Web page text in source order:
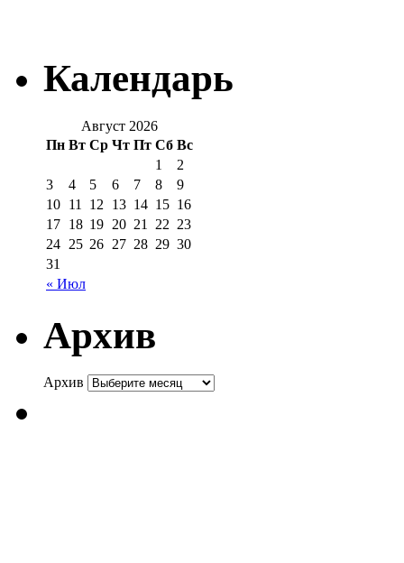
Календарь
Август 2026
Пн Вт Ср Чт Пт Сб Вс
« Июл
1
2
3
4 5 6 7 8
9
10 11 12 13 14 15 16
17 18 19 20 21 22 23
24 25 26 27 28 29 30
31
Архив
Архив